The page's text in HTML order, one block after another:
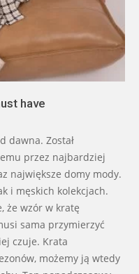
have
dawna. Został
przez najbardziej
największe domy mody.
i męskich kolekcjach.
że wzór w kratę
sama przymierzyć
czuje. Krata
możemy ją wtedy